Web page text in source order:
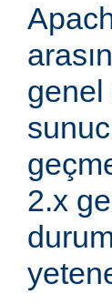
genel
2.x